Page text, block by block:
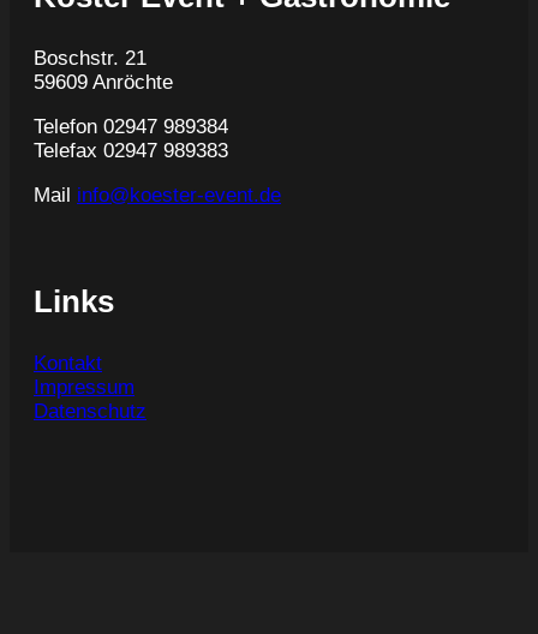
Boschstr. 21
59609 Anröchte
Telefon 02947 989384
Telefax 02947 989383
Mail info@koester-event.de
Links
Kontakt
Impressum
Datenschutz